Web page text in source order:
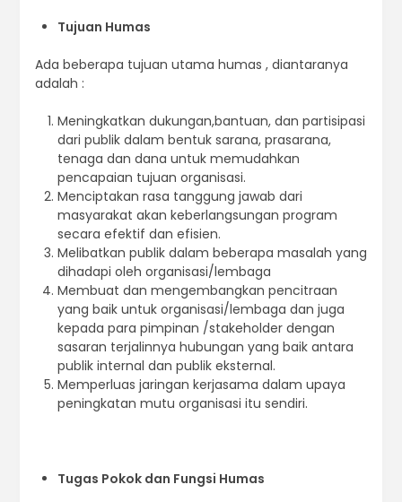
Tujuan Humas
Ada beberapa tujuan utama humas , diantaranya
adalah :
Meningkatkan dukungan,bantuan, dan partisipasi
dari publik dalam bentuk sarana, prasarana,
tenaga dan dana untuk memudahkan
pencapaian tujuan organisasi.
Menciptakan rasa tanggung jawab dari
masyarakat akan keberlangsungan program
secara efektif dan efisien.
Melibatkan publik dalam beberapa masalah yang
dihadapi oleh organisasi/lembaga
Membuat dan mengembangkan pencitraan
yang baik untuk organisasi/lembaga dan juga
kepada para pimpinan /stakeholder dengan
sasaran terjalinnya hubungan yang baik antara
publik internal dan publik eksternal.
Memperluas jaringan kerjasama dalam upaya
peningkatan mutu organisasi itu sendiri.
Tugas Pokok dan Fungsi Humas